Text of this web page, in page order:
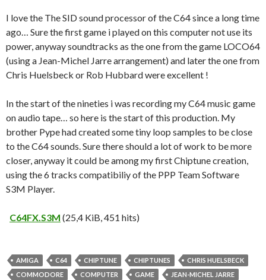
I love the The SID sound processor of the C64 since a long time
ago… Sure the first game i played on this computer not use its
power, anyway soundtracks as the one from the game LOCO64
(using a Jean-Michel Jarre arrangement) and later the one from
Chris Huelsbeck or Rob Hubbard were excellent !
In the start of the nineties i was recording my C64 music game
on audio tape… so here is the start of this production. My
brother Pype had created some tiny loop samples to be close
to the C64 sounds. Sure there should a lot of work to be more
closer, anyway it could be among my first Chiptune creation,
using the 6 tracks compatibiliy of the PPP Team Software
S3M Player.
C64FX.S3M (25,4 KiB, 451 hits)
AMIGA C64 CHIPTUNE CHIPTUNES
CHRIS HUELSBECK
COMMODORE
COMPUTER GAME
JEAN-MICHEL JARRE